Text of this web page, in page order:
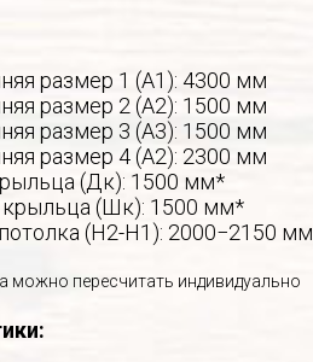
размер 1 (А1): 4300 мм
размер 2 (А2): 1500 мм
размер 3 (А3): 1500 мм
размер 4 (А2): 2300 мм
(Дк): 1500 мм*
(Шк): 1500 мм*
(Н2-Н1): 2000−2150 мм
можно пересчитать индивидуально